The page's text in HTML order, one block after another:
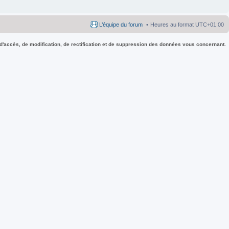
Heures au format UTC+01:00
L’équipe du forum
de modification, de rectification et de suppression des données vous concernant.